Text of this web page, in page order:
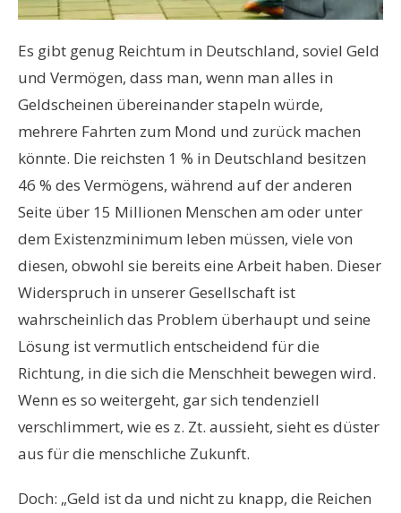
Es gibt genug Reichtum in Deutschland, soviel Geld
und Vermögen, dass man, wenn man alles in
Geldscheinen übereinander stapeln würde,
mehrere Fahrten zum Mond und zurück machen
könnte. Die reichsten 1 % in Deutschland besitzen
46 % des Vermögens, während auf der anderen
Seite über 15 Millionen Menschen am oder unter
dem Existenzminimum leben müssen, viele von
diesen, obwohl sie bereits eine Arbeit haben. Dieser
Widerspruch in unserer Gesellschaft ist
wahrscheinlich das Problem überhaupt und seine
Lösung ist vermutlich entscheidend für die
Richtung, in die sich die Menschheit bewegen wird.
Wenn es so weitergeht, gar sich tendenziell
verschlimmert, wie es z. Zt. aussieht, sieht es düster
aus für die menschliche Zukunft.
Doch: „Geld ist da und nicht zu knapp, die Reichen